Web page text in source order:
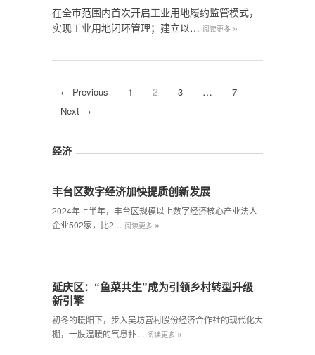
在全市范围内首次开启工业用地履约监管模式，
实现工业用地闭环管理；建立以… 阅读更多 »
← Previous 1 2 3 …
7
Next →
经济
丰台区数字经济加快提质创新发展
2024年上半年，丰台区规模以上数字经济核心产业法人
企业502家，比2…
阅读更多 »
延庆区：“鱼菜共生”成为引领乡村转型升级
新引擎
初冬的暖阳下，步入吴坊营村股份经济合作社的现代化大
棚，一股温暖的气息扑…
阅读更多 »